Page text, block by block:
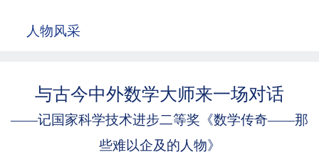
人物风采
与古今中外数学大师来一场对话
——记国家科学技术进步二等奖《数学传奇——那
些难以企及的人物》